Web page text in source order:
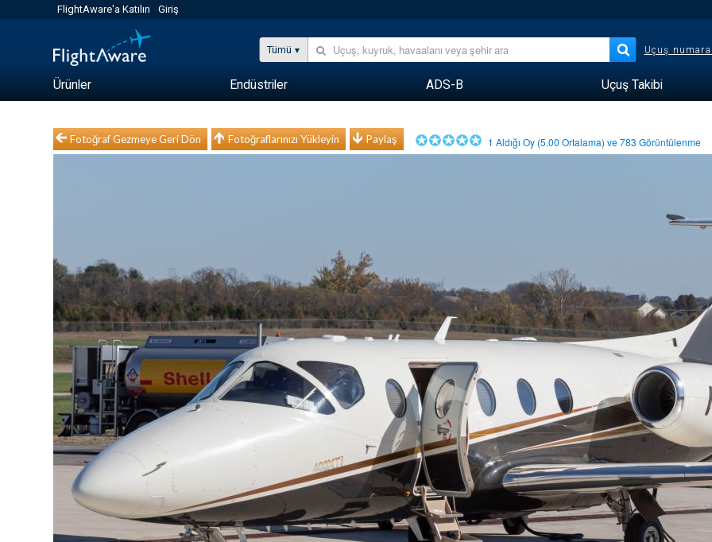
FlightAware'a Katılın Giriş
Tümü Uçuş
Ürünler Endüstriler ADS-B Uçuş Takibi
Fotoğraf Gezmeye Geri Dön Fotoğraflarınızı Yükleyin Paylaş 1 Aldığı Oy (5.00 Ortalama) ve783 Görüntülenme